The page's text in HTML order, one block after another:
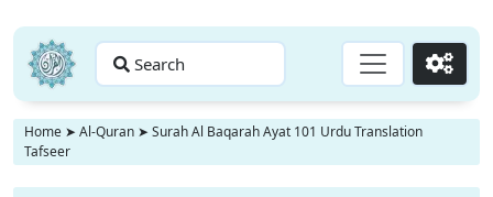
Search Go
Home ➤ Al-Quran ➤ Surah Al Baqarah Ayat 101 Urdu Translation
Tafseer